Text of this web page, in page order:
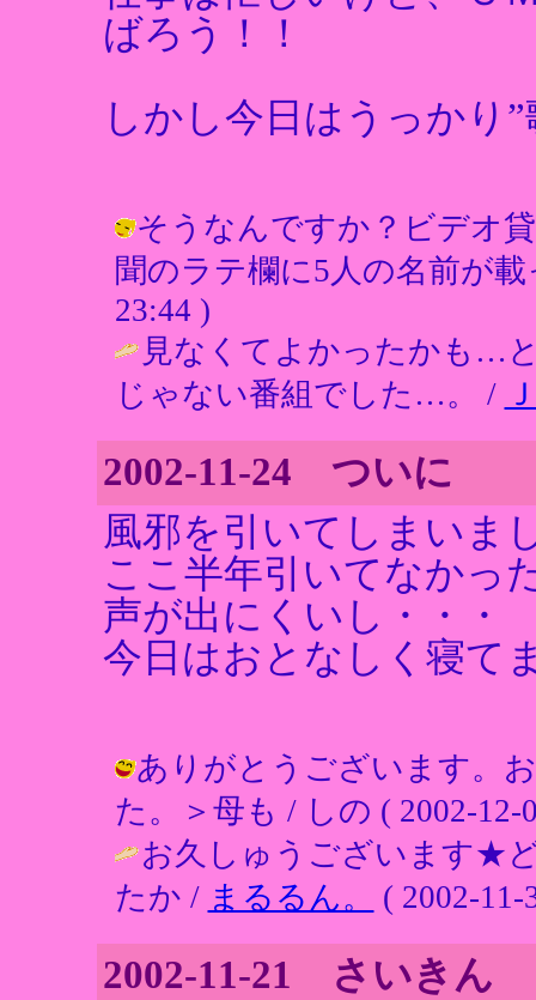
ばろう！！
しかし今日はうっかり
そうなんですか？ビデオ
聞のラテ欄に5人の名前が
23:44 )
見なくてよかったかも…
じゃない番組でした…。 /
2002-11-24 ついに
風邪を引いてしまいま
ここ半年引いてなかっ
声が出にくいし・・・
今日はおとなしく寝て
ありがとうございます。
た。＞母も / しの ( 2002-12-
お久しゅうございます★
たか / まるるん。 ( 2002-11-
2002-11-21 さいきん